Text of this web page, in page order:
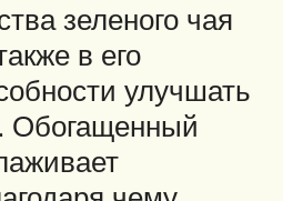
зеленого чая
в его
улучшать
Обогащенный